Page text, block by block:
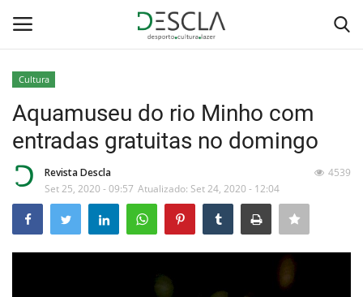
Home
...by Descla
Desporto
Cultura
Aquamuseu do rio Minho com
entradas gratuitas no domingo
Revista Descla
Set 25, 2020 - 09:57 Atualizado: Set 24, 2020 - 12:04
4539